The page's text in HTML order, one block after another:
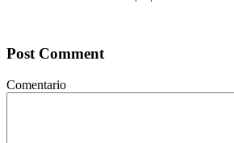
Post Comment
Comentario